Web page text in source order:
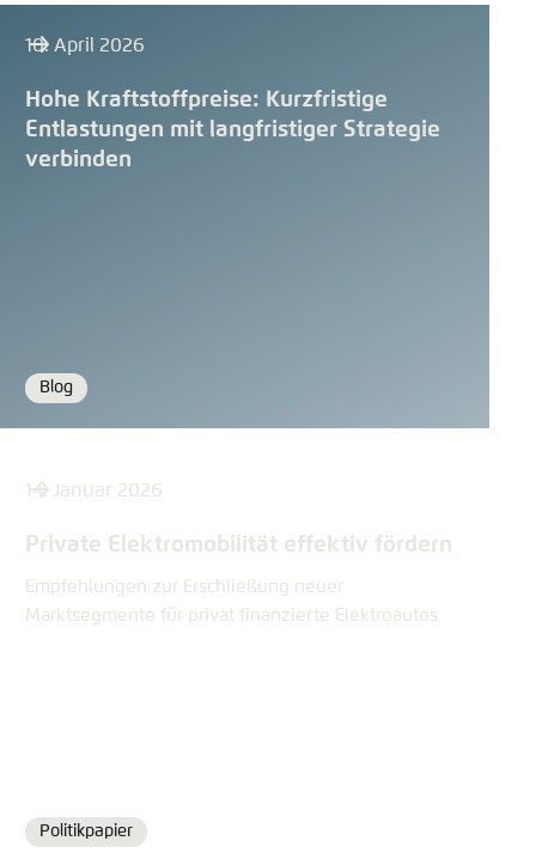
10. April 2026
Hohe Kraftstoffpreise: Kurzfristige
Entlastungen mit langfristiger Strategie
verbinden
Format
Blog
14. Januar 2026
Private Elektromobilität effektiv fördern
Empfehlungen zur Erschließung neuer
Marktsegmente für privat finanzierte Elektroautos
Format
Politikpapier